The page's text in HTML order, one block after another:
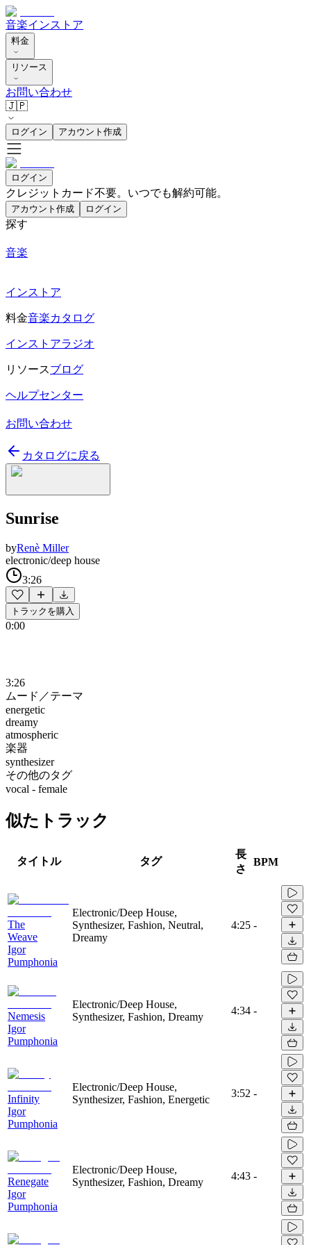
音楽インストア
料金
リソース
お問い合わせ
🇯🇵
ログイン アカウント作成
ログイン
クレジットカード不要。いつでも解約可能。
アカウント作成 ログイン
探す
音楽
インストア
料金音楽カタログ
インストアラジオ
リソースブログ
ヘルプセンター
お問い合わせ
カタログに戻る
Sunrise
byRenè Miller
electronic/deep house
3:26
トラックを購入
0:00
3:26
ムード／テーマ
energetic
dreamy
atmospheric
楽器
synthesizer
その他のタグ
vocal - female
似たトラック
タイトル タグ
長
さ
BPM
The
Weave
Igor
Pumphonia
Electronic/Deep House,
Synthesizer, Fashion, Neutral,
Dreamy
4:25 -
Nemesis
Igor
Pumphonia
Electronic/Deep House,
Synthesizer, Fashion, Dreamy
4:34 -
Infinity
Igor
Pumphonia
Electronic/Deep House,
Synthesizer, Fashion, Energetic
3:52 -
Renegate
Igor
Pumphonia
Electronic/Deep House,
Synthesizer, Fashion, Dreamy
4:43 -